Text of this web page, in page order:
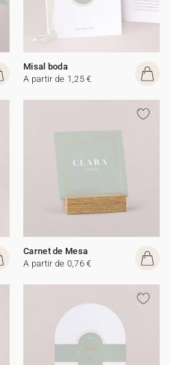
Misal boda
A partir de 1,25 €
Carnet de Mesa
A partir de 0,76 €